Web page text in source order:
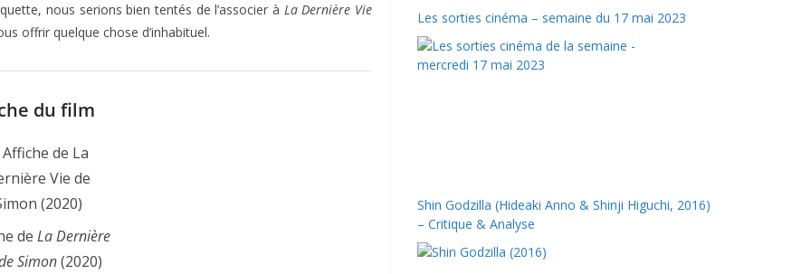
nous serions bien tentés de l’associer à La Dernière Vie
offrir quelque chose d’inhabituel.
du film
de La Dernière
Simon(2020)
Les sorties cinéma – semaine du 17 mai 2023
Shin Godzilla (Hideaki Anno & Shinji Higuchi, 2016)
– Critique & Analyse